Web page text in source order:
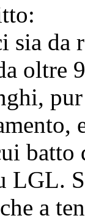
sia da
oltre
pur
batto
LGL.
a